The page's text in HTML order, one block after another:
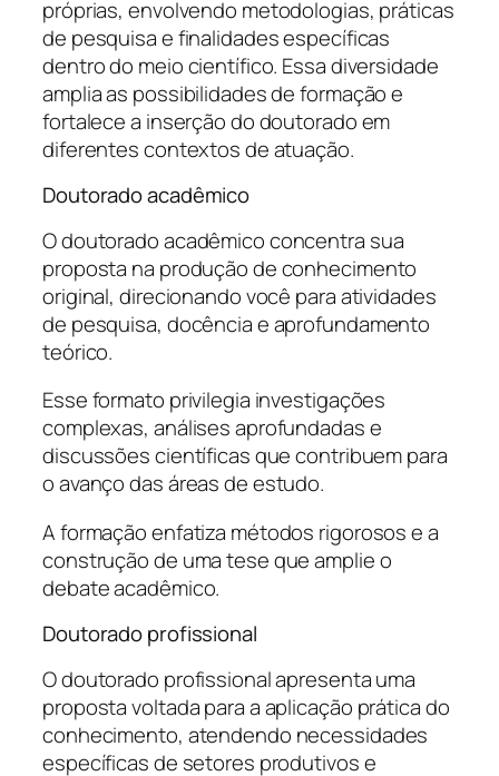
próprias, envolvendo metodologias, práticas
de pesquisa e finalidades específicas
dentro do meio científico. Essa diversidade
amplia as possibilidades de formação e
fortalece a inserção do doutorado em
diferentes contextos de atuação.
Doutorado acadêmico
O doutorado acadêmico concentra sua
proposta na produção de conhecimento
original, direcionando você para atividades
de pesquisa, docência e aprofundamento
teórico.
Esse formato privilegia investigações
complexas, análises aprofundadas e
discussões científicas que contribuem para
o avanço das áreas de estudo.
A formação enfatiza métodos rigorosos e a
construção de uma tese que amplie o
debate acadêmico.
Doutorado profissional
O doutorado profissional apresenta uma
proposta voltada para a aplicação prática do
conhecimento, atendendo necessidades
específicas de setores produtivos e